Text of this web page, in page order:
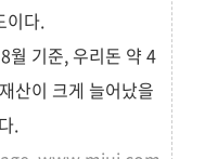
이다.
월 기준, 우리돈 약 4
산이 크게 늘어났을
.